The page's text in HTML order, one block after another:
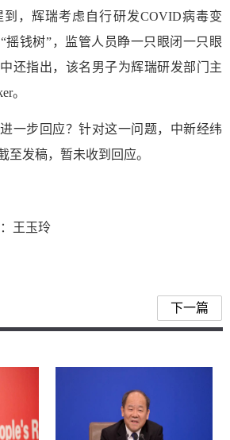
，辉瑞考虑自行研发COVID病毒变
摇钱树”，监管人员睁一只眼闭一只眼
还指出，该名男子为辉瑞研发部门主
。
步回应？针对这一问题，中新经纬
至发稿，暂未收到回应。
王玉玲
下一篇